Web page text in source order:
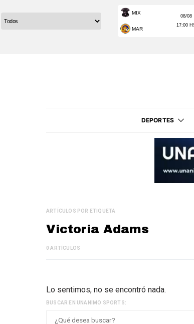
DEPORTES
ARTÍCULOS POR ETIQUETA
Victoria Adams
0 ARTÍCULOS
Lo sentimos, no se encontró nada.
BUSCAR EN UNANIMO SPORTS: